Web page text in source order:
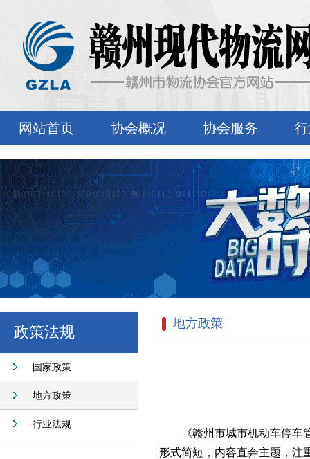
网站首页 协会概况 协会服务
政策法规
国家政策
地方政策
行业法规
地方政策
《赣州市城市机动车停
形式简短，内容直奔主题，注